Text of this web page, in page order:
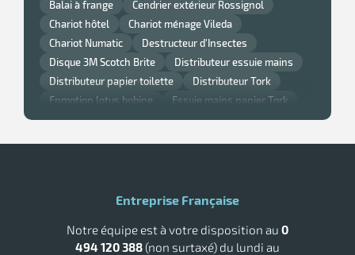
Balai à frange
Cendrier extérieur Rossignol
Chariot hôtel
Chariot ménage Vileda
Chariot Numatic
Destructeur d'Insectes
Disque 3M Scotch Brite
Distributeur essuie mains
Distributeur papier toilette
Distributeur Tork
Enmotion lotus bobine
Essuie mains papier Tork
Gant nitrile
Lavette super chicopee
Monobrosse
Poubelle Rossignol
Poubelle Rubbermaid
Tork savon
Entreprise Française
Notre équipe est à votre disposition au 0
494 120 388 (non surtaxé) du lundi au